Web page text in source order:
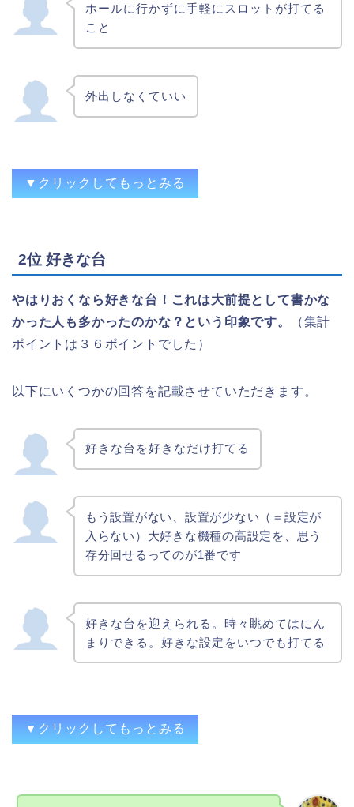
ホールに行かずに手軽にスロットが打てる
こと
外出しなくていい
▼クリックしてもっとみる
好きな時に好きな台を好きな設定で好きな
だけ打てて、茜ちゃんペロペロしても出禁
設置のない台が好きだけ、好きな時間に打
てる。
る。検定切れも関係ない。
こ代と電気代だけ
好きなときに打てる、通信時にペナルティ
いつでも打てる、いつでもヤメれる、小役
取りこぼしても平気
いつでも打てる!ホールに行かなくていい！
っていうのは大きいですよね！
2位 好きな台
やはりおくなら好きな台！これは大前提として書かな
かった人も多かったのかな？という印象です。
（集計
ポイントは３６ポイントでした）
以下にいくつかの回答を記載させていただきます。
好きな台を好きなだけ打てる
もう設置がない、設置が少ない（＝設定が
入らない）大好きな機種の高設定を、思う
存分回せるってのが1番です
好きな台を迎えられる。時々眺めてはにん
まりできる。好きな設定をいつでも打てる
▼クリックしてもっとみる
好きな台を好きな設定でいつでも打てる。